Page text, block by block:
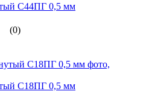
С44ПГ 0,5 мм
(0)
С18ПГ 0,5 мм